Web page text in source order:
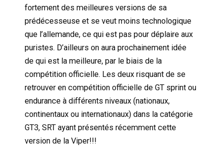
fortement des meilleures versions de sa
prédécesseuse et se veut moins technologique
que l’allemande, ce qui est pas pour déplaire aux
puristes. D’ailleurs on aura prochainement idée
de qui est la meilleure, par le biais de la
compétition officielle. Les deux risquant de se
retrouver en compétition officielle de GT sprint ou
endurance à différents niveaux (nationaux,
continentaux ou internationaux) dans la catégorie
GT3, SRT ayant présentés récemment cette
version de la Viper!!!